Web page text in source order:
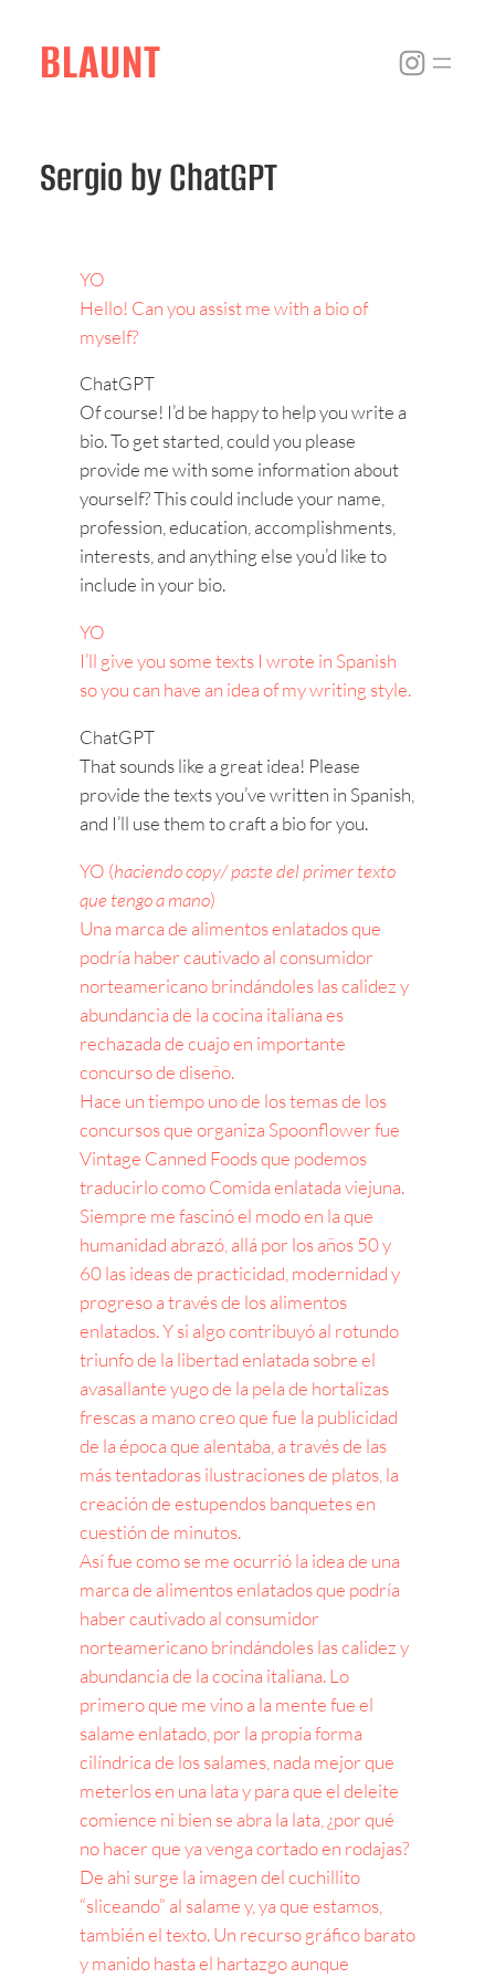
contentBLAUNT
Sergio by ChatGPT
YO
Hello! Can you assist me with a bio of
myself?
ChatGPT
Of course! I’d be happy to help you write a
bio. To get started, could you please
provide me with some information about
yourself? This could include your name,
profession, education, accomplishments,
interests, and anything else you’d like to
include in your bio.
YO
I’ll give you some texts I wrote in Spanish
so you can have an idea of my writing style.
ChatGPT
That sounds like a great idea! Please
provide the texts you’ve written in Spanish,
and I’ll use them to craft a bio for you.
YO (haciendo copy/ paste del primer texto
que tengo a mano)
Una marca de alimentos enlatados que
podría haber cautivado al consumidor
norteamericano brindándoles las calidez y
abundancia de la cocina italiana es
rechazada de cuajo en importante
concurso de diseño.
Hace un tiempo uno de los temas de los
concursos que organiza Spoonflower fue
Vintage Canned Foods que podemos
traducirlo como Comida enlatada viejuna.
Siempre me fascinó el modo en la que
humanidad abrazó, allá por los años 50 y
60 las ideas de practicidad, modernidad y
progreso a través de los alimentos
enlatados. Y si algo contribuyó al rotundo
triunfo de la libertad enlatada sobre el
avasallante yugo de la pela de hortalizas
frescas a mano creo que fue la publicidad
de la época que alentaba, a través de las
más tentadoras ilustraciones de platos, la
creación de estupendos banquetes en
cuestión de minutos.
Así fue como se me ocurrió la idea de una
marca de alimentos enlatados que podría
haber cautivado al consumidor
norteamericano brindándoles las calidez y
abundancia de la cocina italiana. Lo
primero que me vino a la mente fue el
salame enlatado, por la propia forma
cilíndrica de los salames, nada mejor que
meterlos en una lata y para que el deleite
comience ni bien se abra la lata, ¿por qué
no hacer que ya venga cortado en rodajas?
De ahi surge la imagen del cuchillito
“sliceando” al salame y, ya que estamos,
también el texto. Un recurso gráfico barato
y manido hasta el hartazgo aunque